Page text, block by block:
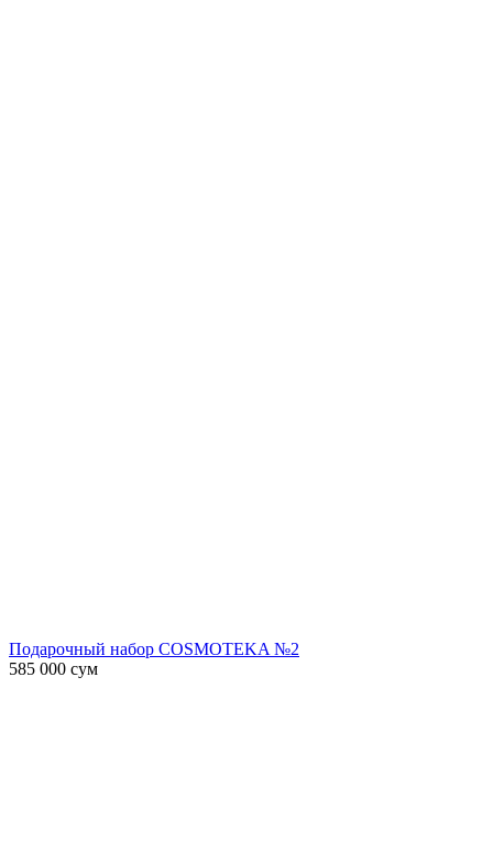
Подарочный набор COSMOTEKA №2
585 000 сум